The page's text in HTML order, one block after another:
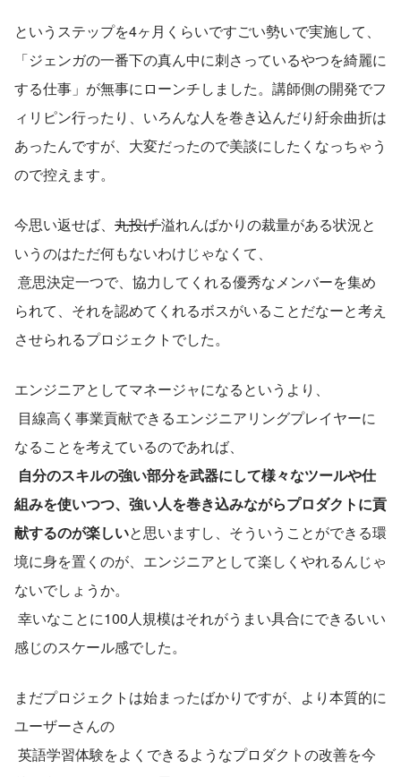
というステップを4ヶ月くらいですごい勢いで実施して、
「ジェンガの一番下の真ん中に刺さっているやつを綺麗に
する仕事」が無事にローンチしました。講師側の開発でフ
ィリピン行ったり、いろんな人を巻き込んだり紆余曲折は
あったんですが、大変だったので美談にしたくなっちゃう
ので控えます。
今思い返せば、 丸投げ 溢れんばかりの裁量がある状況と
いうのはただ何もないわけじゃなくて、
られて、それを認めてくれるボスがいることだなーと考え
させられるプロジェクトでした。
エンジニアとしてマネージャになるというより、
なることを考えているのであれば、
自分のスキルの強い部分を武器にして様々なツールや仕
組みを使いつつ、強い人を巻き込みながらプロダクトに貢
献するのが楽しいと思いますし、そういうことができる環
境に身を置くのが、エンジニアとして楽しくやれるんじゃ
ないでしょうか。
感じのスケール感でした。
まだプロジェクトは始まったばかりですが、より本質的に
ユーザーさんの